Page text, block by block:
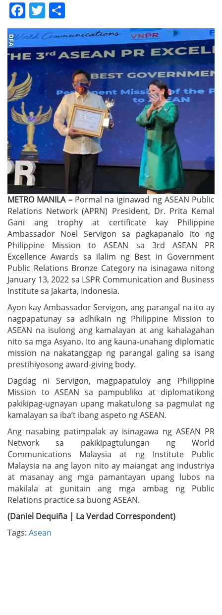
Facebook
Twitter
METRO MANILA – Pormal na iginawad ng ASEAN Public
Relations Network (APRN) President, Dr. Prita Kemal
Gani ang trophy at certificate kay Philippine
Ambassador Noel Servigon sa pagkapanalo ito ng
Philippine Mission to ASEAN sa 3rd ASEAN PR
Excellence Awards sa ilalim ng Best in Government
Public Relations Bronze Category na isinagawa nitong
January 13, 2022 sa LSPR Communication and Business
Institute sa Jakarta, Indonesia.
Ayon kay Ambassador Servigon, ang parangal na ito ay
nagpapatunay sa adhikain ng Philippine Mission to
ASEAN na isulong ang kamalayan at ang kahalagahan
nito sa mga Asyano. Ito ang kauna-unahang diplomatic
mission na nakatanggap ng parangal galing sa isang
prestihiyosong award-giving body.
Dagdag ni Servigon, magpapatuloy ang Philippine
Mission to ASEAN sa pampubliko at diplomatikong
pakikipag-ugnayan upang makatulong sa pagmulat ng
kamalayan sa iba’t ibang aspeto ng ASEAN.
Ang nasabing patimpalak ay isinagawa ng ASEAN PR
Network sa pakikipagtulungan ng World
Communications Malaysia at ng Institute Public
Malaysia na ang layon nito ay maiangat ang industriya
at masanay ang mga pamantayan upang lubos na
makilala at gunitain ang mga ambag ng Public
Relations practice sa buong ASEAN.
(Daniel Dequiña | La Verdad Correspondent)
Tags: Asean